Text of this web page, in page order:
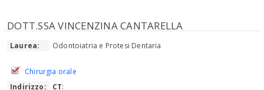
DOTT.SSA VINCENZINA CANTARELLA
Laurea: Odontoiatria e Protesi Dentaria
Chirurgia orale
Indirizzo:
CT: